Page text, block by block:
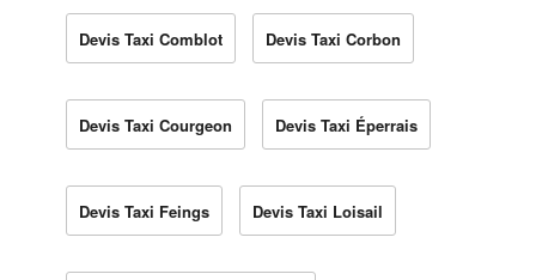
Devis Taxi Comblot Devis Taxi Corbon
Devis Taxi Courgeon Devis Taxi Éperrais
Devis Taxi Feings Devis Taxi Loisail